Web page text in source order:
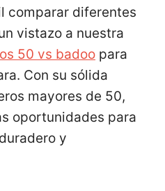
comparar diferentes
vistazo a nuestra
50 vs badoo para
Con su sólida
mayores de 50,
oportunidades para
y